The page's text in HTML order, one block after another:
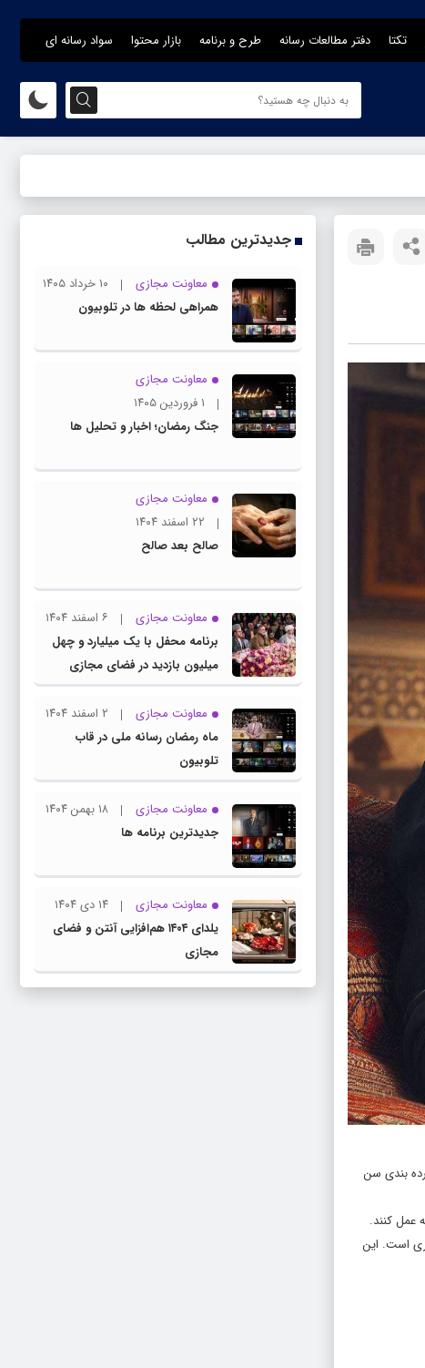
تکتا دفتر مطالعات رسانه طرح و برنامه بازار محتوا سواد رسانه ای
بندی سن
عمل کنند.
است. این
جدیدترین مطالب
معاونت مجازی
۱۰ خرداد ۱۴۰۵
همراهی لحظه ها در تلوبیون
معاونت مجازی
۱ فروردین ۱۴۰۵
جنگ رمضان؛ اخبار و تحلیل ها
معاونت مجازی
۲۲ اسفند ۱۴۰۴
صالح بعد صالح
معاونت مجازی
۶ اسفند ۱۴۰۴
برنامه محفل با یک میلیارد و چهل
میلیون بازدید در فضای مجازی
معاونت مجازی
۲ اسفند ۱۴۰۴
ماه رمضان رسانه ملی در قاب
تلوبیون
معاونت مجازی
۱۸ بهمن ۱۴۰۴
جدیدترین برنامه ها
معاونت مجازی
۱۴ دی ۱۴۰۴
یلدای ۱۴۰۴ هم‌افزایی آنتن و فضای
مجازی